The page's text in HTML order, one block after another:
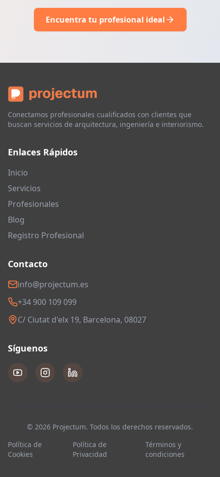
Encuentra tu profesional ideal
Conectamos profesionales cualificados con clientes que
buscan servicios de arquitectura, ingeniería e interiorismo.
Enlaces Rápidos
Inicio
Servicios
Profesionales
Blog
Registro Profesional
Contacto
info@projectum.es
+34 900 109 099
C/ Ciutat d'elx 19, Barcelona, 08027
Síguenos
© 2026 Projectum. Todos los derechos reservados.
Política de
Cookies
Política de
Privacidad
Términos y
condiciones